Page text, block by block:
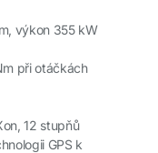
výkon 355 kW
při otáčkách
, 12 stupňů
GPS k